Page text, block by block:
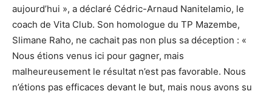
aujourd’hui », a déclaré Cédric-Arnaud Nanitelamio, le
coach de Vita Club. Son homologue du TP Mazembe,
Slimane Raho, ne cachait pas non plus sa déception : «
Nous étions venus ici pour gagner, mais
malheureusement le résultat n’est pas favorable. Nous
n’étions pas efficaces devant le but, mais nous avons su